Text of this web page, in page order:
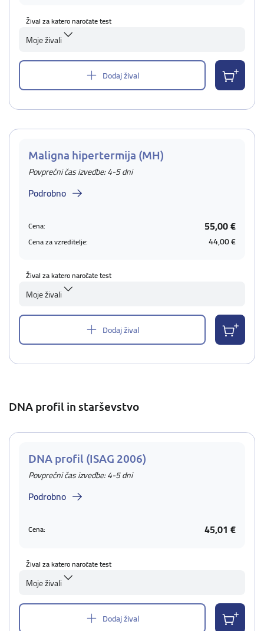
Žival za katero naročate test
Moje živali
Dodaj žival
Maligna hipertermija (MH)
Povprečni čas izvedbe: 4-5 dni
Podrobno
Cena: 55,00 €
Cena za vzreditelje: 44,00 €
Žival za katero naročate test
Moje živali
Dodaj žival
DNA profil in starševstvo
DNA profil (ISAG 2006)
Povprečni čas izvedbe: 4-5 dni
Podrobno
Cena: 45,01 €
Žival za katero naročate test
Moje živali
Dodaj žival